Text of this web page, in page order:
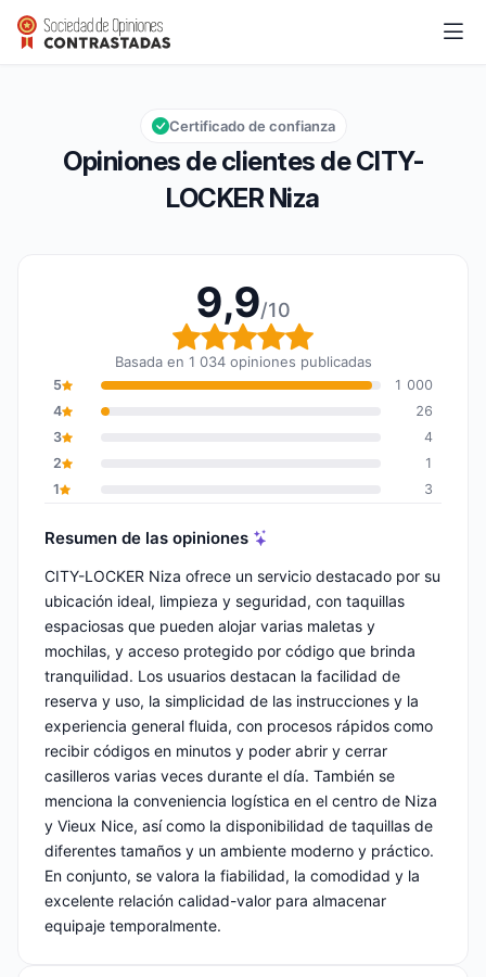
CITY-LOCKER Niza
Calificación global: 9,9 de 10
9,9/10
Opiniones de clientes de CITY-
LOCKER Niza
Certificado de confianza
9,9/10
Calificación global: 9,9
Basada en 1 034 opiniones publicadas
5
1 000
4
26
3
4
2
1
1
3
Resumen de las opiniones
CITY-LOCKER Niza ofrece un servicio destacado por su
ubicación ideal, limpieza y seguridad, con taquillas
espaciosas que pueden alojar varias maletas y
mochilas, y acceso protegido por código que brinda
tranquilidad. Los usuarios destacan la facilidad de
reserva y uso, la simplicidad de las instrucciones y la
experiencia general fluida, con procesos rápidos como
recibir códigos en minutos y poder abrir y cerrar
casilleros varias veces durante el día. También se
menciona la conveniencia logística en el centro de Niza
y Vieux Nice, así como la disponibilidad de taquillas de
diferentes tamaños y un ambiente moderno y práctico.
En conjunto, se valora la fiabilidad, la comodidad y la
excelente relación calidad-valor para almacenar
equipaje temporalmente.